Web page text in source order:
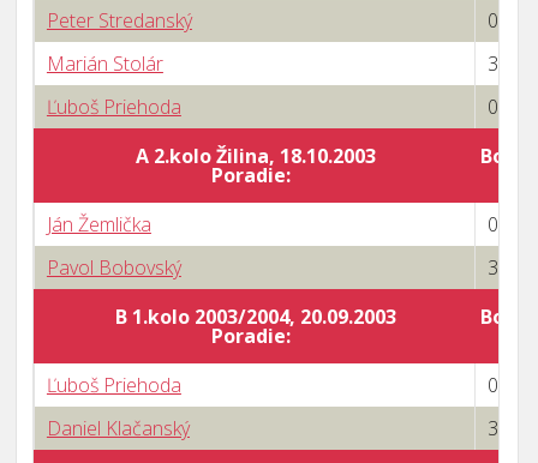
Peter Stredanský
0 : 3
Marián Stolár
3 : 0
Ľuboš Priehoda
0 : 3
A 2.kolo Žilina, 18.10.2003
Poradie:
Body
Ján Žemlička
0 : 3
Pavol Bobovský
3 : 0
B 1.kolo 2003/2004, 20.09.2003
Poradie:
Body
Ľuboš Priehoda
0 : 3
Daniel Klačanský
3 : 0